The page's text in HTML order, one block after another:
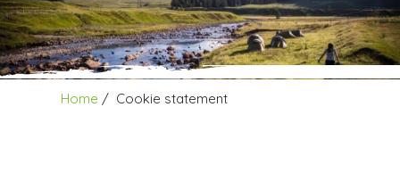
Home Cookie statement